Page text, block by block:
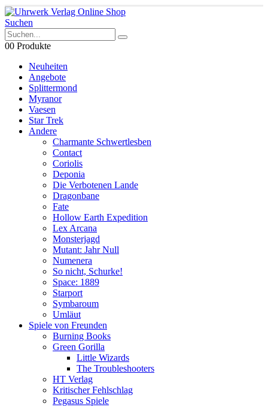
Suchen
00 Produkte
Neuheiten
Angebote
Splittermond
Myranor
Vaesen
Star Trek
Andere
Charmante Schwertlesben
Contact
Coriolis
Deponia
Die Verbotenen Lande
Dragonbane
Fate
Hollow Earth Expedition
Lex Arcana
Monsterjagd
Mutant: Jahr Null
Numenera
So nicht, Schurke!
Space: 1889
Starport
Symbaroum
Umläut
Spiele von Freunden
Burning Books
Green Gorilla
Little Wizards
The Troubleshooters
HT Verlag
Kritischer Fehlschlag
Pegasus Spiele